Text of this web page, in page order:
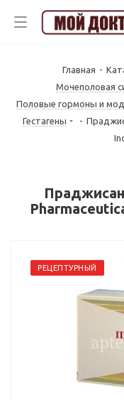
Главная -
Mочеполовая
Половые гормоны и
Гестагены
-
РЕЦЕПТУРНЫЙ